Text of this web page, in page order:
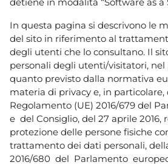
In questa pagina si descrivono le
del sito in riferimento al
degli utenti che lo consultano. Il
personali degli utenti/visitatori,
quanto previsto dalla normativa
materia di privacy e, in particolare,
Regolamento (UE) 2016/679 del
e del Consiglio, del 27 aprile 2016,
protezione delle persone fisiche
trattamento dei dati personali,
2016/680 del Parlamento